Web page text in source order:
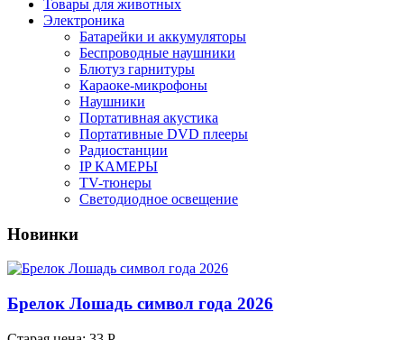
Товары для животных
Электроника
Батарейки и аккумуляторы
Беспроводные наушники
Блютуз гарнитуры
Караоке-микрофоны
Наушники
Портативная акустика
Портативные DVD плееры
Радиостанции
IP КАМЕРЫ
TV-тюнеры
Светодиодное освещение
Новинки
Брелок Лошадь символ года 2026